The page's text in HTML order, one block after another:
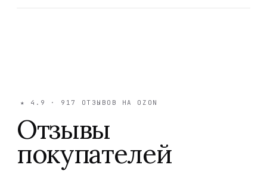
★ 4.9 · 917 ОТЗЫВОВ НА OZON
Отзывы
покупателей